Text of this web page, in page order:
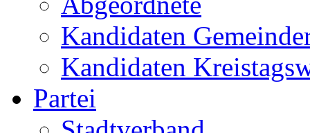
Kandidaten
Kandidaten
Partei